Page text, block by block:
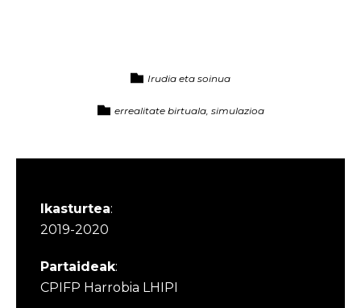
Irudia eta soinua
errealitate birtuala, simulazioa
Ikasturtea:
2019-2020
Partaideak:
CPIFP Harrobia LHIPI